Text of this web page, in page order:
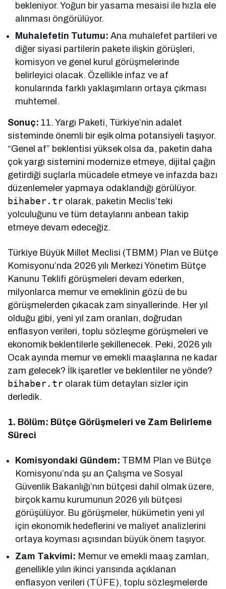
bekleniyor. Yoğun bir yasama mesaisi ile hızla ele
alınması öngörülüyor.
Muhalefetin Tutumu: Ana muhalefet partileri ve
diğer siyasi partilerin pakete ilişkin görüşleri,
komisyon ve genel kurul görüşmelerinde
belirleyici olacak. Özellikle infaz ve af
konularında farklı yaklaşımların ortaya çıkması
muhtemel.
Sonuç: 11. Yargı Paketi, Türkiye’nin adalet
sisteminde önemli bir eşik olma potansiyeli taşıyor.
“Genel af” beklentisi yüksek olsa da, paketin daha
çok yargı sistemini modernize etmeye, dijital çağın
getirdiği suçlarla mücadele etmeye ve infazda bazı
düzenlemeler yapmaya odaklandığı görülüyor.
bihaber.tr olarak, paketin Meclis’teki
yolculuğunu ve tüm detaylarını anbean takip
etmeye devam edeceğiz.
Türkiye Büyük Millet Meclisi (TBMM) Plan ve Bütçe
Komisyonu’nda 2026 yılı Merkezi Yönetim Bütçe
Kanunu Teklifi görüşmeleri devam ederken,
milyonlarca memur ve emeklinin gözü de bu
görüşmelerden çıkacak zam sinyallerinde. Her yıl
olduğu gibi, yeni yıl zam oranları, doğrudan
enflasyon verileri, toplu sözleşme görüşmeleri ve
ekonomik beklentilerle şekillenecek. Peki, 2026 yılı
Ocak ayında memur ve emekli maaşlarına ne kadar
zam gelecek? İlk işaretler ve beklentiler ne yönde?
bihaber.tr olarak tüm detayları sizler için
derledik.
1. Bölüm: Bütçe Görüşmeleri ve Zam Belirleme
Süreci
Komisyondaki Gündem: TBMM Plan ve Bütçe
Komisyonu’nda şu an Çalışma ve Sosyal
Güvenlik Bakanlığı’nın bütçesi dahil olmak üzere,
birçok kamu kurumunun 2026 yılı bütçesi
görüşülüyor. Bu görüşmeler, hükümetin yeni yıl
için ekonomik hedeflerini ve maliyet analizlerini
ortaya koyması açısından büyük önem taşıyor.
Zam Takvimi: Memur ve emekli maaş zamları,
genellikle yılın ikinci yarısında açıklanan
enflasyon verileri (TÜFE), toplu sözleşmelerde